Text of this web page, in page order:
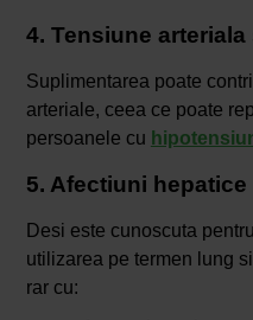
4. Tensiune arteriala
Suplimentarea poate
arteriale, ceea ce poate
persoanele cu
5. Afectiuni hepatice
Desi este cunoscuta
utilizarea pe termen lung
rar cu: